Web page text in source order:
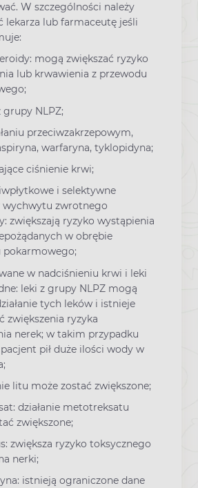
W szczególności należy
lekarza lub farmaceutę jeśli
mogą zwiększać ryzyko
lub krwawienia z przewodu
grupy NLPZ;
przeciwzakrzepowym,
warfaryna, tyklopidyna;
ciśnienie krwi;
i selektywne
zwrotnego
zwiększają ryzyko wystąpienia
w obrębie
pokarmowego;
w nadciśnieniu krwi i leki
leki z grupy NLPZ mogą
tych leków i istnieje
zwiększenia ryzyka
nerek; w takim przypadku
pił duże ilości wody w
litu może zostać zwiększone;
działanie metotreksatu
zwiększone;
zwiększa ryzyko toksycznego
nerki;
istnieją ograniczone dane